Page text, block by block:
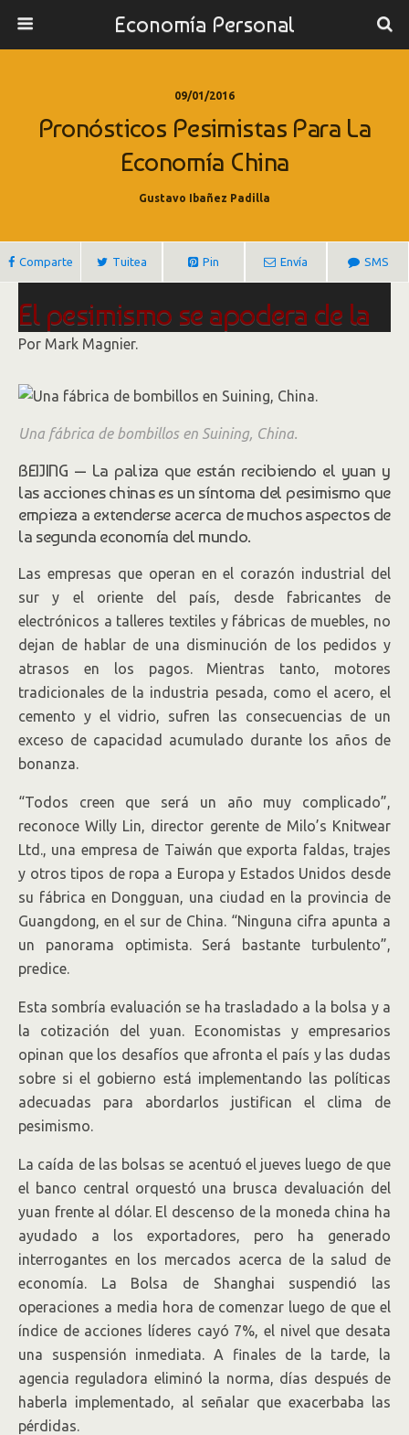
Economía Personal
09/01/2016
Pronósticos Pesimistas Para La
Economía China
Gustavo Ibañez Padilla
Comparte Tuitea Pin Envía SMS
El pesimismo se apodera de la
economía china
Por Mark Magnier.
Una fábrica de bombillos en Suining, China.
BEIJING — La paliza que están recibiendo el yuan y
las acciones chinas es un síntoma del pesimismo que
empieza a extenderse acerca de muchos aspectos de
la segunda economía del mundo.
Las empresas que operan en el corazón industrial del
sur y el oriente del país, desde fabricantes de
electrónicos a talleres textiles y fábricas de muebles, no
dejan de hablar de una disminución de los pedidos y
atrasos en los pagos. Mientras tanto, motores
tradicionales de la industria pesada, como el acero, el
cemento y el vidrio, sufren las consecuencias de un
exceso de capacidad acumulado durante los años de
bonanza.
“Todos creen que será un año muy complicado”,
reconoce Willy Lin, director gerente de Milo’s Knitwear
Ltd., una empresa de Taiwán que exporta faldas, trajes
y otros tipos de ropa a Europa y Estados Unidos desde
su fábrica en Dongguan, una ciudad en la provincia de
Guangdong, en el sur de China. “Ninguna cifra apunta a
un panorama optimista. Será bastante turbulento”,
predice.
Esta sombría evaluación se ha trasladado a la bolsa y a
la cotización del yuan. Economistas y empresarios
opinan que los desafíos que afronta el país y las dudas
sobre si el gobierno está implementando las políticas
adecuadas para abordarlos justifican el clima de
pesimismo.
La caída de las bolsas se acentuó el jueves luego de que
el banco central orquestó una brusca devaluación del
yuan frente al dólar. El descenso de la moneda china ha
ayudado a los exportadores, pero ha generado
interrogantes en los mercados acerca de la salud de
economía. La Bolsa de Shanghai suspendió las
operaciones a media hora de comenzar luego de que el
índice de acciones líderes cayó 7%, el nivel que desata
una suspensión inmediata. A finales de la tarde, la
agencia reguladora eliminó la norma, días después de
haberla implementado, al señalar que exacerbaba las
pérdidas.